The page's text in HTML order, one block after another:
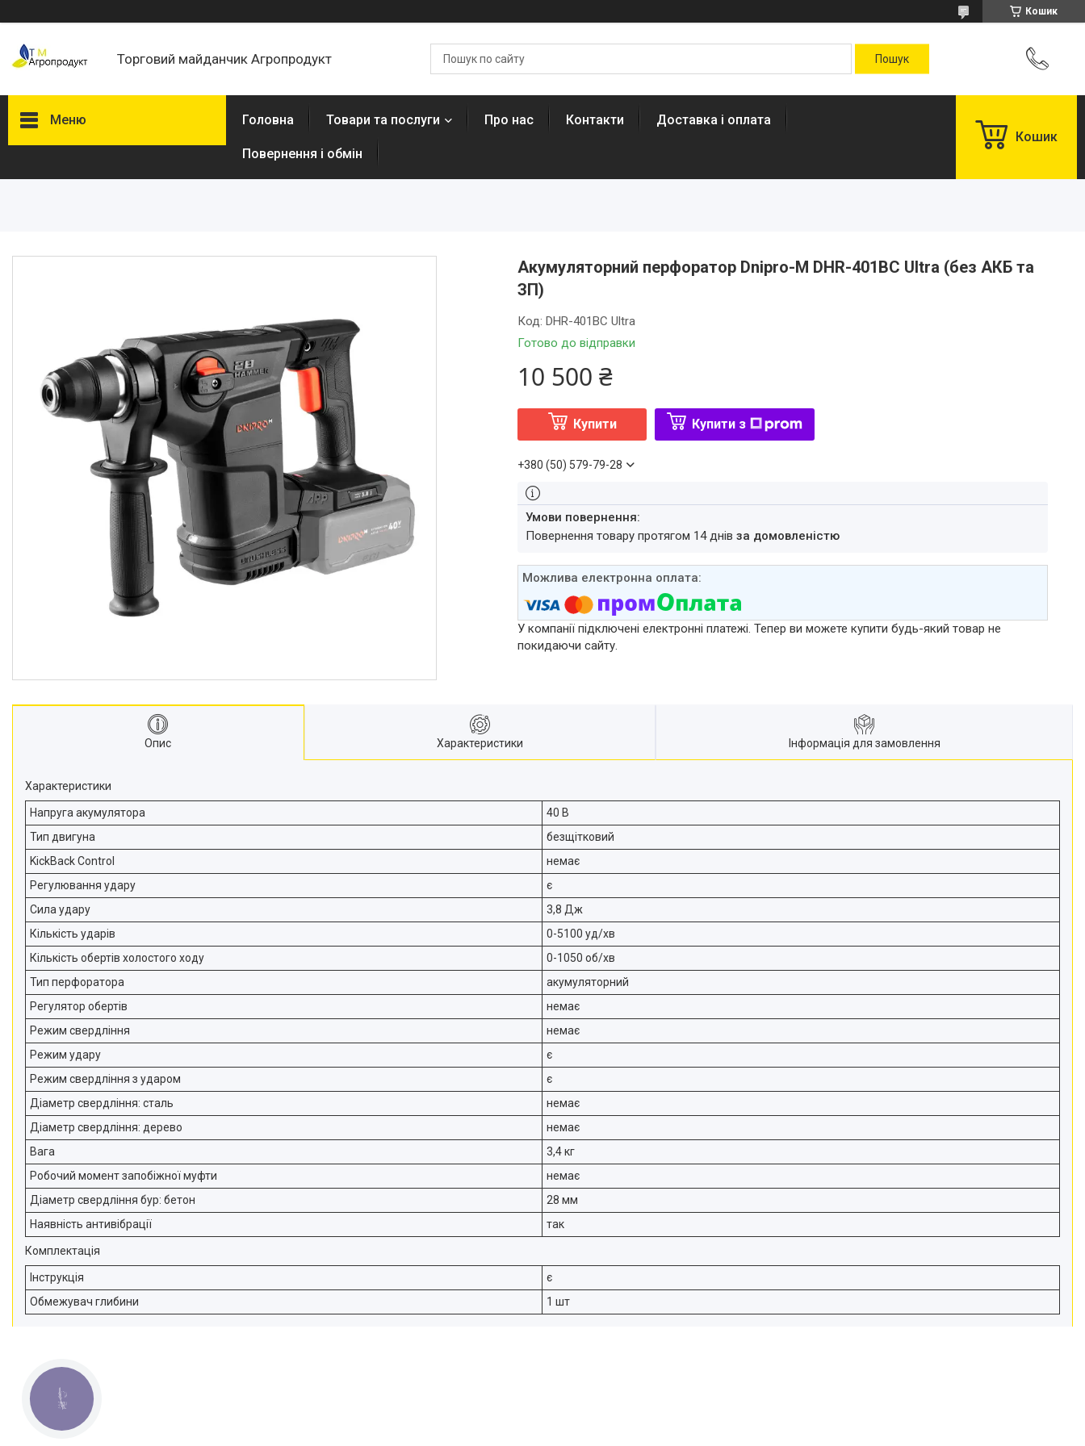
Кошик
Торговий майданчик Агропродукт
Меню Головна Товари та послуги Про нас Контакти Доставка і оплата
Повернення і обмін
Кошик
Акумуляторний перфоратор Dnipro-M DHR-401BC Ultra (без АКБ та
ЗП)
Готово до відправки
Код:DHR-401BC Ultra
10 500 ₴
Купити Купити з
+380 (50) 579-79-28
повернення товару протягом 14 днівза домовленістю
У компанії підключені електронні платежі. Тепер ви можете купити будь-який товар не
покидаючи сайту.
Опис Характеристики Інформація для замовлення
Характеристики
Напруга акумулятора
40 В
Тип двигуна
безщітковий
KickBack Control
немає
Регулювання удару
є
Сила удару
3,8 Дж
Кількість ударів
0-5100 уд/хв
Кількість обертів холостого ходу
0-1050 об/хв
Тип перфоратора
акумуляторний
Регулятор обертів
немає
Режим свердління
немає
Режим удару
є
Режим свердління з ударом
є
Діаметр свердління: сталь
немає
Діаметр свердління: дерево
немає
Вага
3,4 кг
Робочий момент запобіжної муфти
немає
Діаметр свердління бур: бетон
28 мм
Наявність антивібрації
так
Комплектація
Інструкція
є
Обмежувач глибини
1 шт
КНОПКА
ЗВ'ЯЗКУ